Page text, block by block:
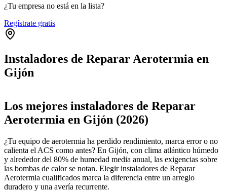
¿Tu empresa no está en la lista?
Regístrate gratis
Instaladores de Reparar Aerotermia en
Gijón
+
−
Los mejores instaladores de Reparar
Aerotermia en Gijón (2026)
¿Tu equipo de aerotermia ha perdido rendimiento, marca error o no
calienta el ACS como antes? En Gijón, con clima atlántico húmedo
y alrededor del 80% de humedad media anual, las exigencias sobre
las bombas de calor se notan. Elegir instaladores de Reparar
Aerotermia cualificados marca la diferencia entre un arreglo
duradero y una avería recurrente.